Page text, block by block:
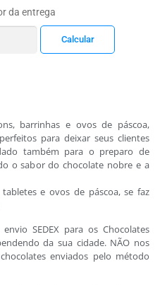
da entrega
barrinhas e ovos de páscoa,
para deixar seus clientes
também para o preparo de
o sabor do chocolate nobre e a
e ovos de páscoa, se faz
SEDEX para os Chocolates
da sua cidade. NÃO nos
enviados pelo método